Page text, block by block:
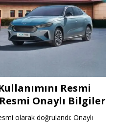
Resmi
Onaylı Bilgiler
olarak doğrulandı: Onaylı